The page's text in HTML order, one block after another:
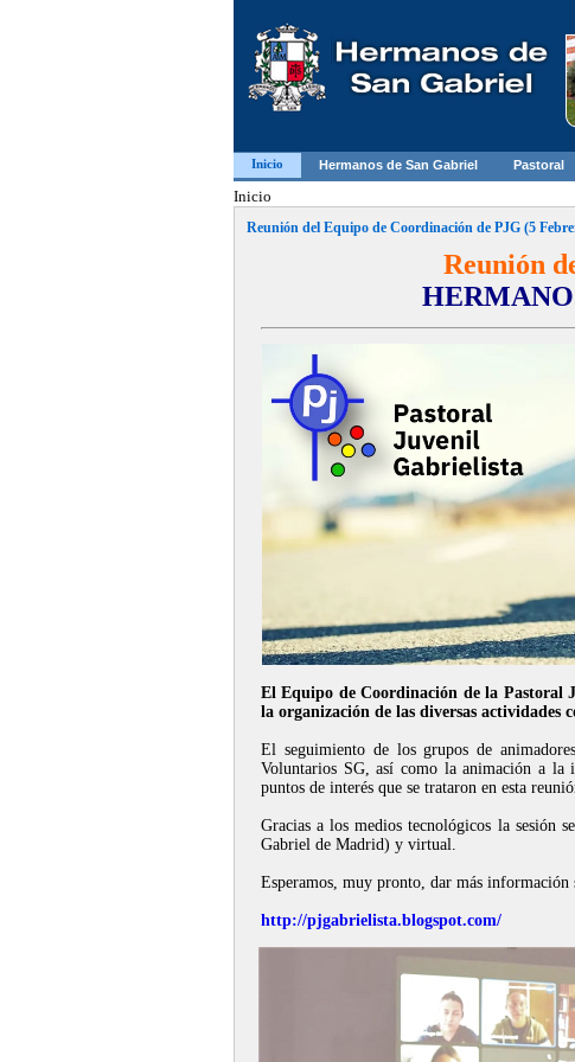
Inicio Hermanos de San Gabriel Pastoral
Inicio
Reunión del Equipo de Coordinación de PJG (5
Reunión
El Equipo de Coordinación de la Pastoral
la organización de las diversas actividades
El seguimiento de los grupos de
Voluntarios SG, así como la animación a la
puntos de interés que se trataron en esta
Gracias a los medios tecnológicos la sesión
Gabriel de Madrid) y virtual.
Esperamos, muy pronto, dar más
http://pjgabrielista.blogspot.com/